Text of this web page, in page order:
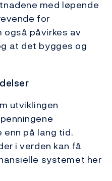
med løpende
for
også påvirkes av
at det bygges og
utviklingen
på lang tid.
i verden kan få
systemet her